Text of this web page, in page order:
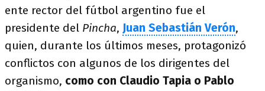
ente rector del fútbol argentino fue el
presidente del Pincha, Juan Sebastián Verón,
quien, durante los últimos meses, protagonizó
conflictos con algunos de los dirigentes del
organismo, como con Claudio Tapia o Pablo